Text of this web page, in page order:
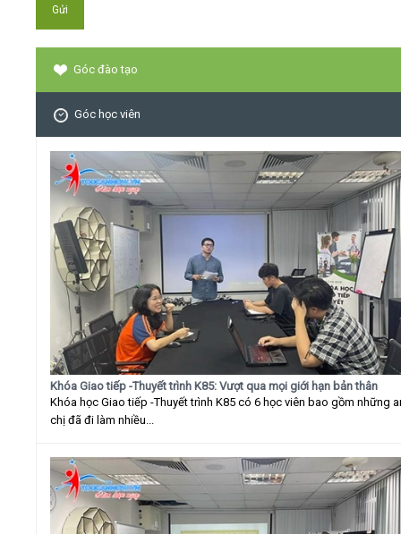
Góc đào tạo
Góc học viên
Khóa Giao tiếp -Thuyết trình K85: Vượt qua mọi giới hạn bản thân
Khóa học Giao tiếp -Thuyết trình K85 có 6 học viên bao gồm những
chị đã đi làm nhiều...